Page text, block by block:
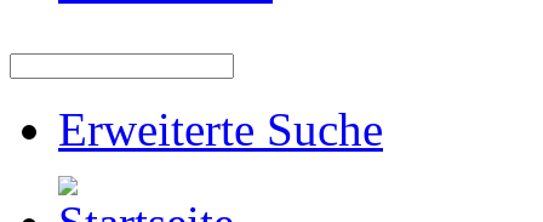
Erweiterte Suche